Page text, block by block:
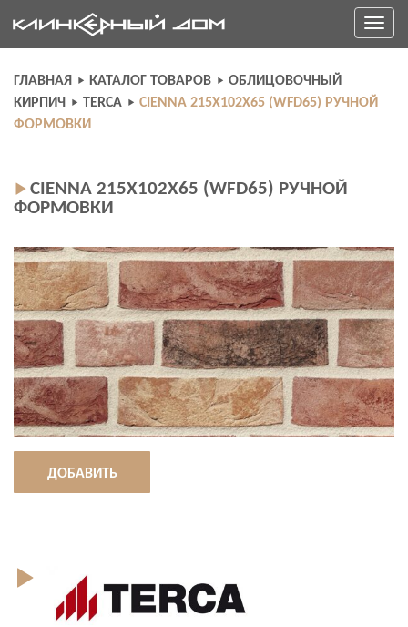
to
content
Toggle
ГЛАВНАЯ КАТАЛОГ ТОВАРОВ
ОБЛИЦОВОЧНЫЙ
КИРПИЧ
TERCA
CIENNA 215Х102Х65 (WFD65) РУЧНОЙ
ФОРМОВКИ
CIENNA 215Х102Х65 (WFD65) РУЧНОЙ
ФОРМОВКИ
ДОБАВИТЬ